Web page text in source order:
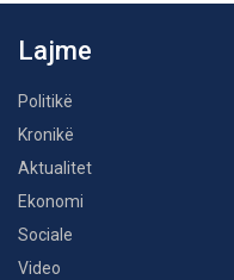
Lajme
Politikë
Kronikë
Aktualitet
Ekonomi
Sociale
Video